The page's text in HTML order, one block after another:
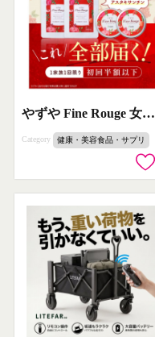
やずや Fine Rouge 女性向け美容サプリ
Category 健康・美容食品・サプリ